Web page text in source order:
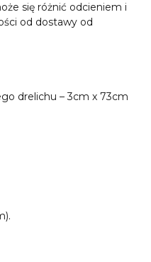
się różnić odcieniem i
od dostawy od
drelichu – 3cm x 73cm